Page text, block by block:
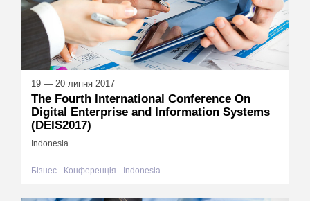
19 — 20 липня 2017
The Fourth International Conference On
Digital Enterprise and Information Systems
(DEIS2017)
Indonesia
Бізнес Конференція Indonesia